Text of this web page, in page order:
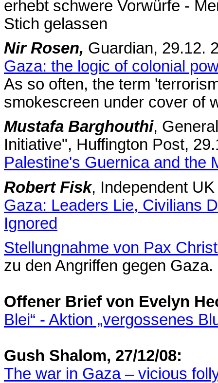
erhebt schwere Vorwürfe -
Stich gelassen
Nir Rosen, Guardian, 29.12.
Gaza: the logic of colonial
As so often, the term
smokescreen under cover of
Mustafa Barghouthi,
Initiative", Huffington Post,
Palestine's Guernica and the
Robert Fisk, Independent
Gaza: Leaders Lie, Civilians
Ignored
Stellungnahme von Pax
zu den Angriffen gegen Gaza.
Offener Brief von Evelyn
Blei“ - Aktion „vergossenes
Gush Shalom, 27/12/08:
The war in Gaza – vicious